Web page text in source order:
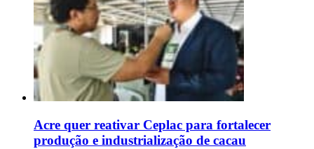
Acre quer reativar Ceplac para fortalecer
produção e industrialização de cacau